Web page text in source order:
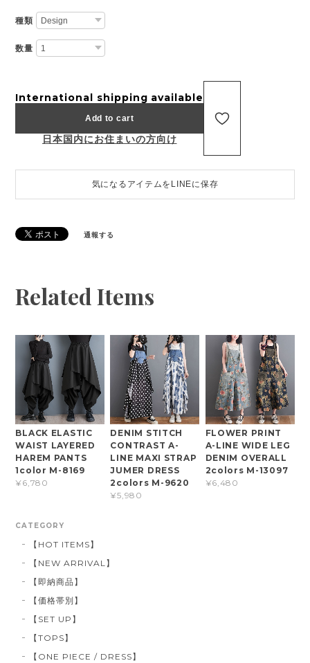
種類
数量
International shipping available
Add to cart
日本国内にお住まいの方向け
気になるアイテムをLINEに保存
通報する
Related Items
BLACK ELASTIC
WAIST LAYERED
HAREM PANTS
1color M-8169
¥6,780
DENIM STITCH
CONTRAST A-
LINE MAXI STRAP
JUMER DRESS
2colors M-9620
¥5,980
FLOWER PRINT
A-LINE WIDE LEG
DENIM OVERALL
2colors M-13097
¥6,480
CATEGORY
【HOT ITEMS】
【NEW ARRIVAL】
【即納商品】
【価格帯別】
【SET UP】
【TOPS】
【ONE PIECE / DRESS】